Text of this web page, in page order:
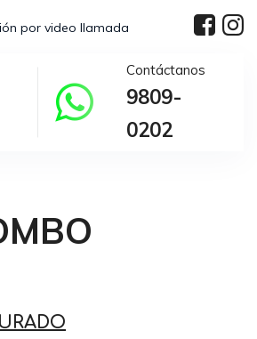
por video llamada
Contáctanos
9809-
0202